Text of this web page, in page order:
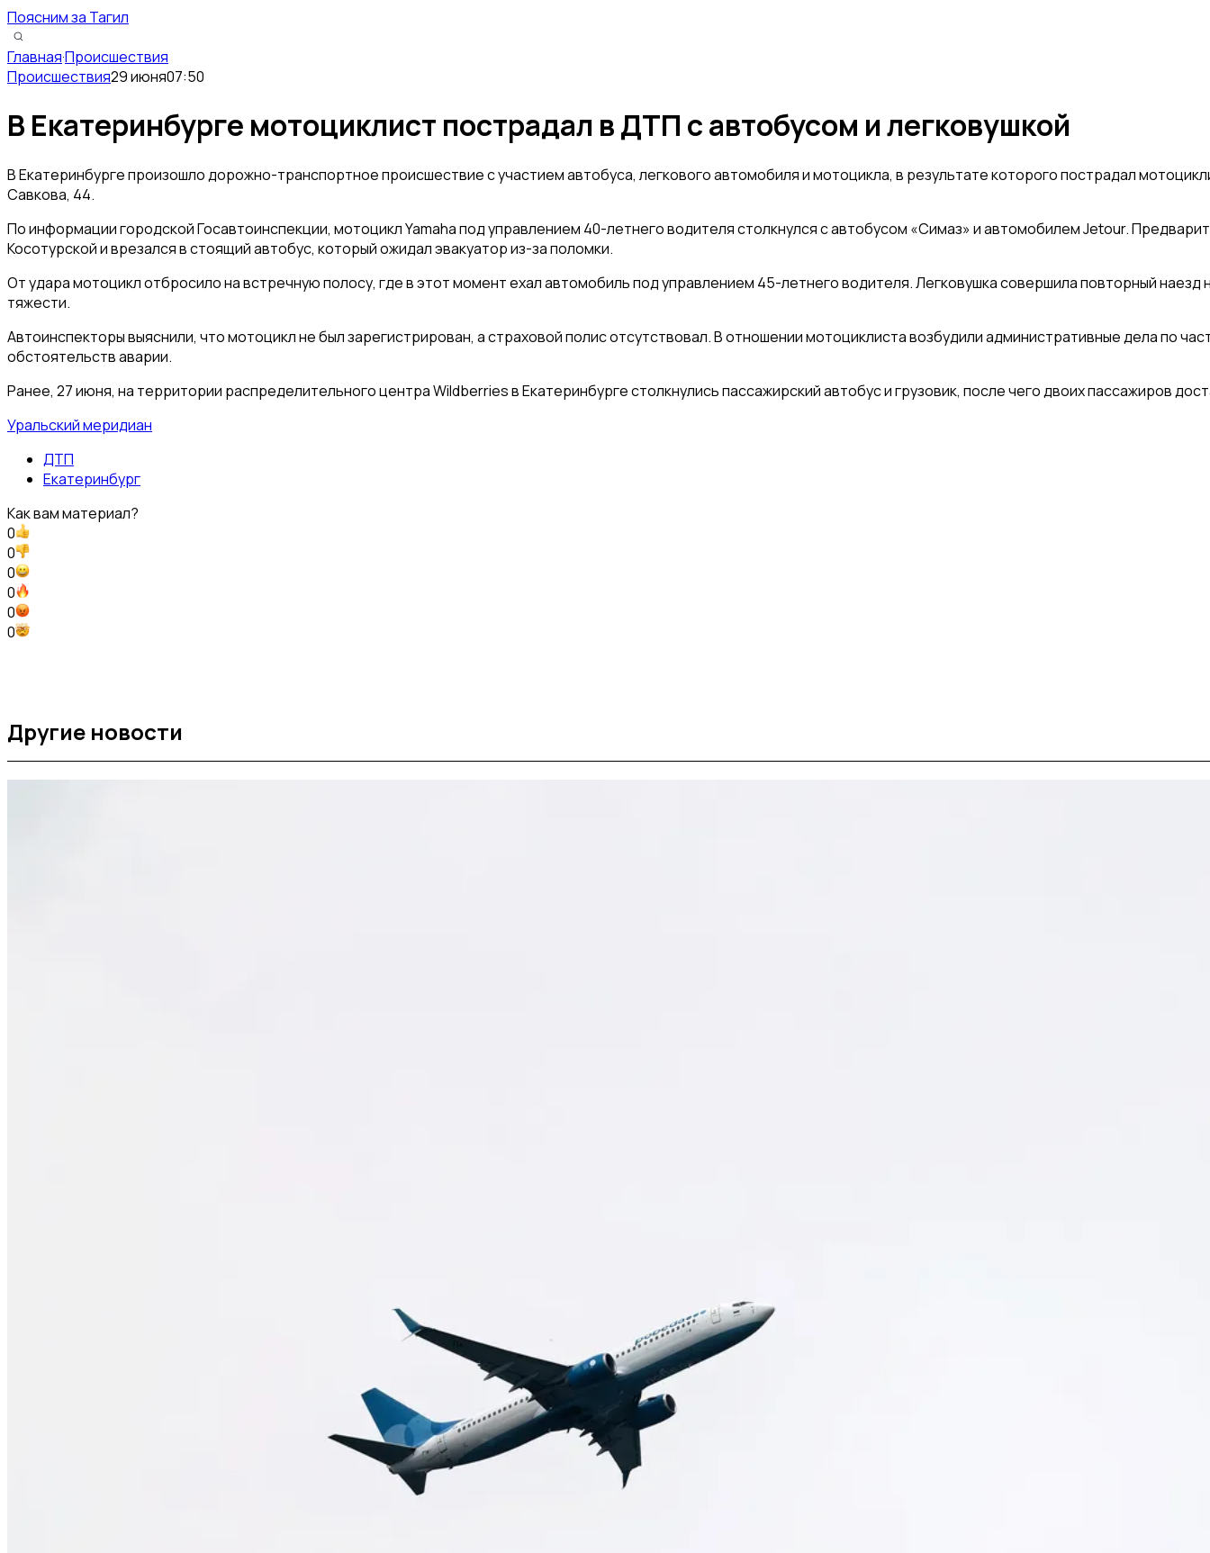
Поясним за Тагил
Главная·Происшествия
Происшествия29 июня07:50
В Екатеринбурге мотоциклист пострадал в ДТП с автобусом и легковушкой
В Екатеринбурге произошло дорожно-транспортное происшествие с участием автобуса, легкового автомобиля и мотоцикла, в результате которого пострадал
Савкова, 44.
По информации городской Госавтоинспекции, мотоцикл Yamaha под управлением 40-летнего водителя столкнулся с автобусом «Симаз» и автомобилем Jetour.
Косотурской и врезался в стоящий автобус, который ожидал эвакуатор из-за поломки.
От удара мотоцикл отбросило на встречную полосу, где в этот момент ехал автомобиль под управлением 45-летнего водителя. Легковушка совершила повторный
тяжести.
Автоинспекторы выяснили, что мотоцикл не был зарегистрирован, а страховой полис отсутствовал. В отношении мотоциклиста возбудили административные дела по
обстоятельств аварии.
Ранее, 27 июня, на территории распределительного центра Wildberries в Екатеринбурге столкнулись пассажирский автобус и грузовик, после чего двоих пассажиров
Уральский меридиан
ДТП
Екатеринбург
Как вам материал?
0
0
0
0
0
0
Другие новости